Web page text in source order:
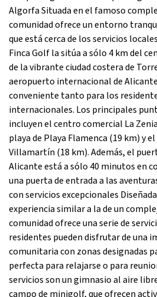
Algorfa Situada en el famoso
comunidad ofrece un entorno
que está cerca de los servicios
Finca Golf la sitúa a sólo 4 km del
de la vibrante ciudad costera de
aeropuerto internacional de
conveniente tanto para los
internacionales. Los principales
incluyen el centro comercial La
playa de Playa Flamenca (19 km) y
Villamartín (18 km). Además, el
Alicante está a sólo 40 minutos en
una puerta de entrada a las
con servicios excepcionales
experiencia similar a la de un
comunidad ofrece una serie de
residentes pueden disfrutar de una
comunitaria con zonas designadas
perfecta para relajarse o para
servicios son un gimnasio al aire
campo de minigolf, que ofrecen